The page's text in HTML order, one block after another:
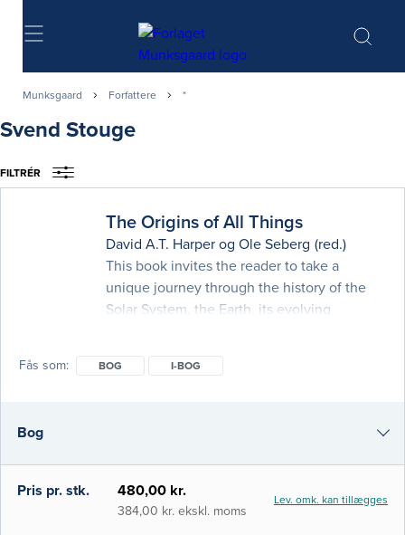
Søg
Munksgaard Forfattere *
Svend Stouge
FILTRÉR
The Origins of All Things
David A.T. Harper og Ole Seberg (red.)
This book invites the reader to take a
unique journey through the history of the
Solar System, the Earth, its evolving
stimulate the reader’s sense of wonder and
humans, developed and evolved, and some
of t
Fås som BOG I-BOG
Bog
i-bog
Pris pr. stk. 480,00 kr.
384,00 kr. ekskl. moms
Lev. omk. kan tillægges